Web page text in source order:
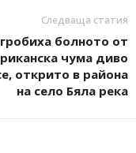
Следваща статия
болното от
чума диво
открито в района
на село Бяла река